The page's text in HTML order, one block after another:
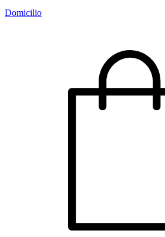
Domicilio